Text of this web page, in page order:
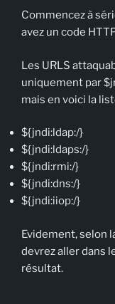
Commencez à
avez un code
Les URLS
uniquement par
mais en voici la
${jndi:ldap:/}
${jndi:ldaps:/}
${jndi:rmi:/}
${jndi:dns:/}
${jndi:iiop:/}
Evidement, selon
devrez aller dans
résultat.